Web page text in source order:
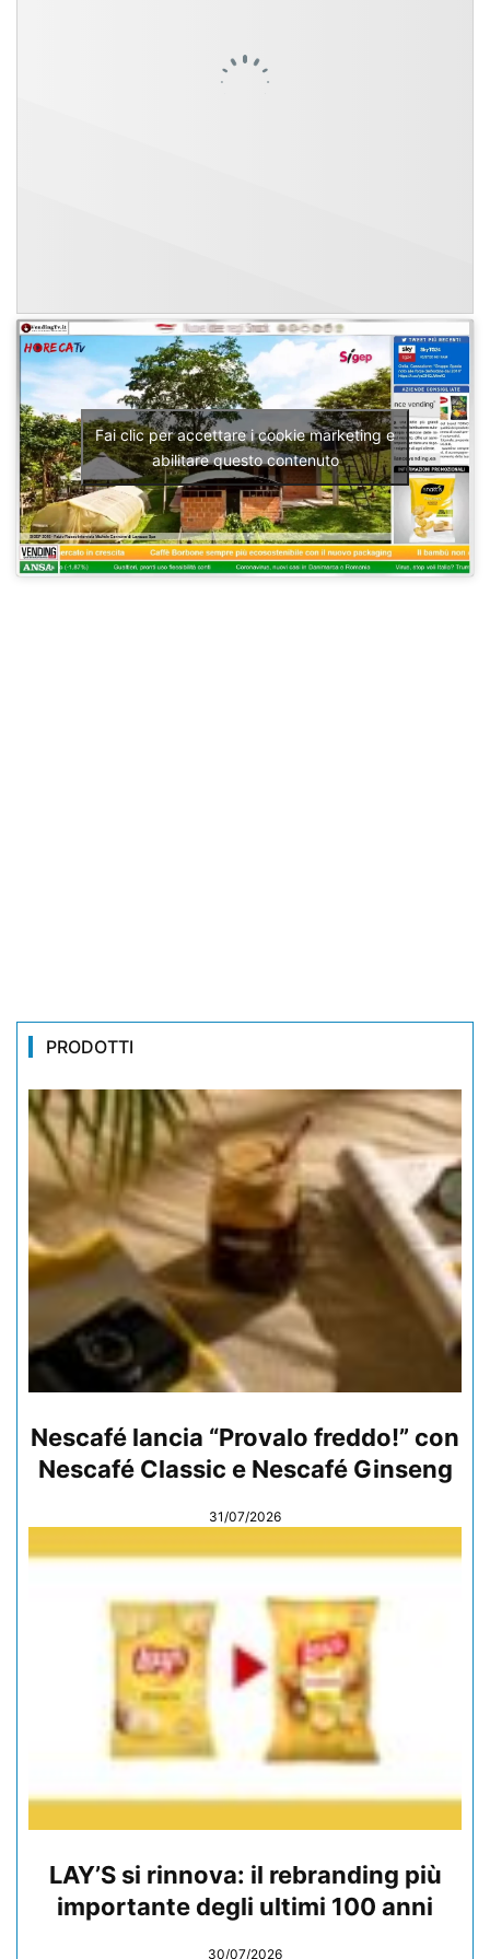
Fai clic per accettare i cookie marketing e
abilitare questo contenuto
PRODOTTI
Nescafé lancia “Provalo freddo!” con
Nescafé Classic e Nescafé Ginseng
31/07/2026
LAY’S si rinnova: il rebranding più
importante degli ultimi 100 anni
30/07/2026